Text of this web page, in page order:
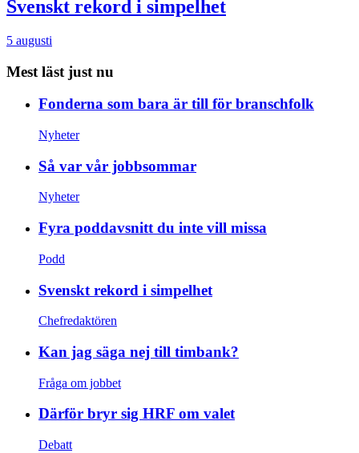
Svenskt rekord i simpelhet
5 augusti
Mest läst just nu
Fonderna som bara är till för branschfolk
Nyheter
Så var vår jobbsommar
Nyheter
Fyra poddavsnitt du inte vill missa
Podd
Svenskt rekord i simpelhet
Chefredaktören
Kan jag säga nej till timbank?
Fråga om jobbet
Därför bryr sig HRF om valet
Debatt